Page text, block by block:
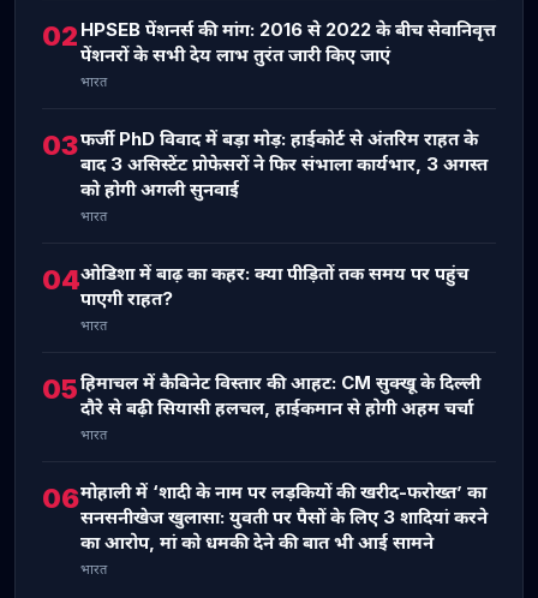
02 HPSEB पेंशनर्स की मांग: 2016 से 2022 के बीच सेवानिवृत्त
पेंशनरों के सभी देय लाभ तुरंत जारी किए जाएं
भारत
03फर्जी PhD विवाद में बड़ा मोड़: हाईकोर्ट से अंतरिम राहत के
बाद 3 असिस्टेंट प्रोफेसरों ने फिर संभाला कार्यभार, 3 अगस्त
को होगी अगली सुनवाई
भारत
04ओडिशा में बाढ़ का कहर: क्या पीड़ितों तक समय पर पहुंच
पाएगी राहत?
भारत
05हिमाचल में कैबिनेट विस्तार की आहट: CM सुक्खू के दिल्ली
दौरे से बढ़ी सियासी हलचल, हाईकमान से होगी अहम चर्चा
भारत
06मोहाली में ‘शादी के नाम पर लड़कियों की खरीद-फरोख्त’ का
सनसनीखेज खुलासा: युवती पर पैसों के लिए 3 शादियां करने
का आरोप, मां को धमकी देने की बात भी आई सामने
भारत